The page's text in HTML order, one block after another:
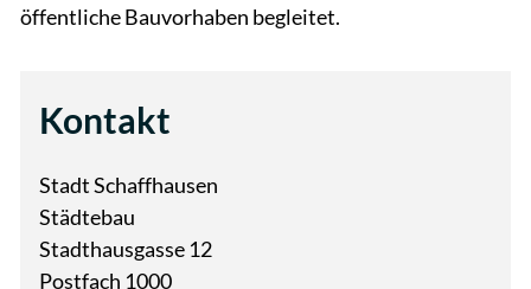
öffentliche Bauvorhaben begleitet.
Kontakt
Stadt Schaffhausen
Städtebau
Stadthausgasse 12
Postfach 1000